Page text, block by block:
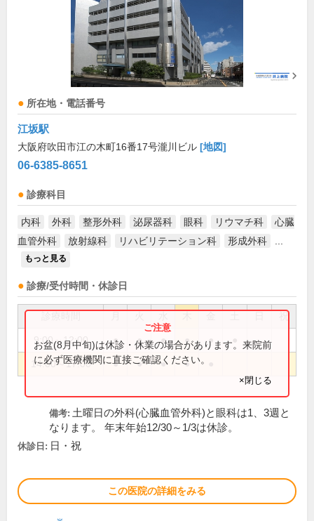
所在地・電話番号
江坂駅
大阪府吹田市江の木町16番17号瀧川ビル [地図]
06-6385-8651
診療科目
内科 外科 整形外科 泌尿器科 眼科 リウマチ科
心臓
血管外科
放射線科 リハビリテーション科 形成外科
もっと見る
診療/受付時間・休診日
祝
9:00～12:00 ● ● ● ● ●
14:00～17:00 ● ● ● ●
お盆(8月中旬)は休診・休業の場合があります。来院前
に必ず医療機関に直接ご確認ください。
×閉じる
備考: 土曜日の外科(心臓血管外科)と眼科は1、3週と
なります。 年末年始12/30～1/3は休診。
休診日: 日・祝
この医院の詳細をみる